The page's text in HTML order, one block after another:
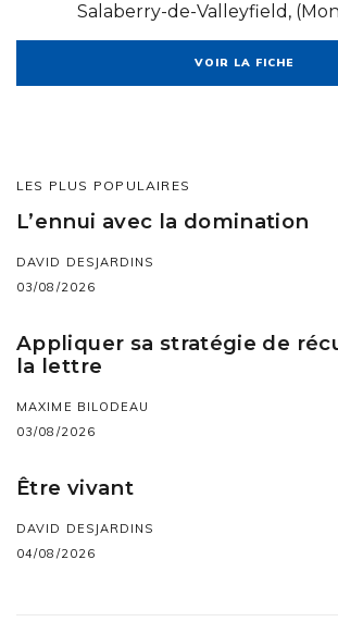
Salaberry-de-Valleyfield,
VOIR LA FICHE
LES PLUS POPULAIRES
L’ennui avec la domination
DAVID DESJARDINS
03/08/2026
Appliquer sa stratégie de
la lettre
MAXIME BILODEAU
03/08/2026
Être vivant
DAVID DESJARDINS
04/08/2026